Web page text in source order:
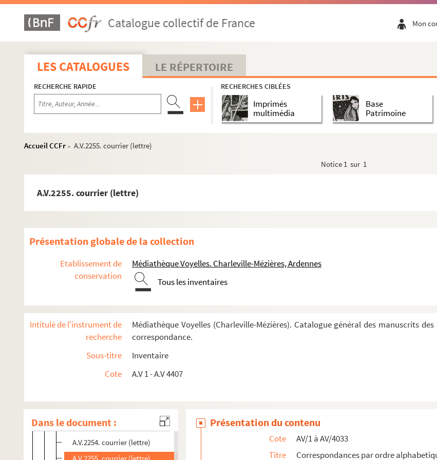
Catalogue collectif de France Mon
LES CATALOGUES LE RÉPERTOIRE
RECHERCHE RAPIDE RECHERCHES CIBLÉES
Imprimés
multimédia
Base
Patrimoine
Accueil CCFr > A.V.2255. courrier (lettre)
Notice 1 sur 1
A.V.2255. courrier (lettre)
Présentation globale de la collection
Etablissement de
conservation
Médiathèque Voyelles. Charleville-Mézières, Ardennes
Tous les inventaires
Intitulé de l'instrument de
recherche
Médiathèque Voyelles (Charleville-Mézières). Catalogue général des manuscrits
correspondance.
Sous-titre
Inventaire
Cote
A.V 1 - A.V 4407
Dans le document :
A.V.2228. courrier (lettre)
A.V.2229. courrier (carte)
A.V.2230. courrier (carte)
A.V.2231. courrier (carte )
A.V.2232. courrier (lettre)
A.V.2233. courrier (lettre)
A.V.2238. courrier (lettre)
A.V.2241. courrier (carte postale)
A.V.2243. courrier (lettre)
A.V.2244. courrier (lettre)
A.V.2246. courrier (mot + lettre)
A.V.2247. courrier (lettre)
A.V.2250. courrier (invitation)
A.V.2252. courrier (lettre)
A.V.2253. courrier (carte postale)
A.V.2254. courrier (lettre)
Présentation du contenu
Cote
AV/1 à AV/4033
Titre
Correspondances par ordre